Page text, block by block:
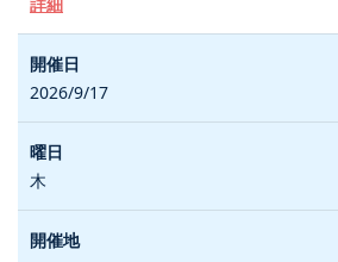
2026/9/17
木